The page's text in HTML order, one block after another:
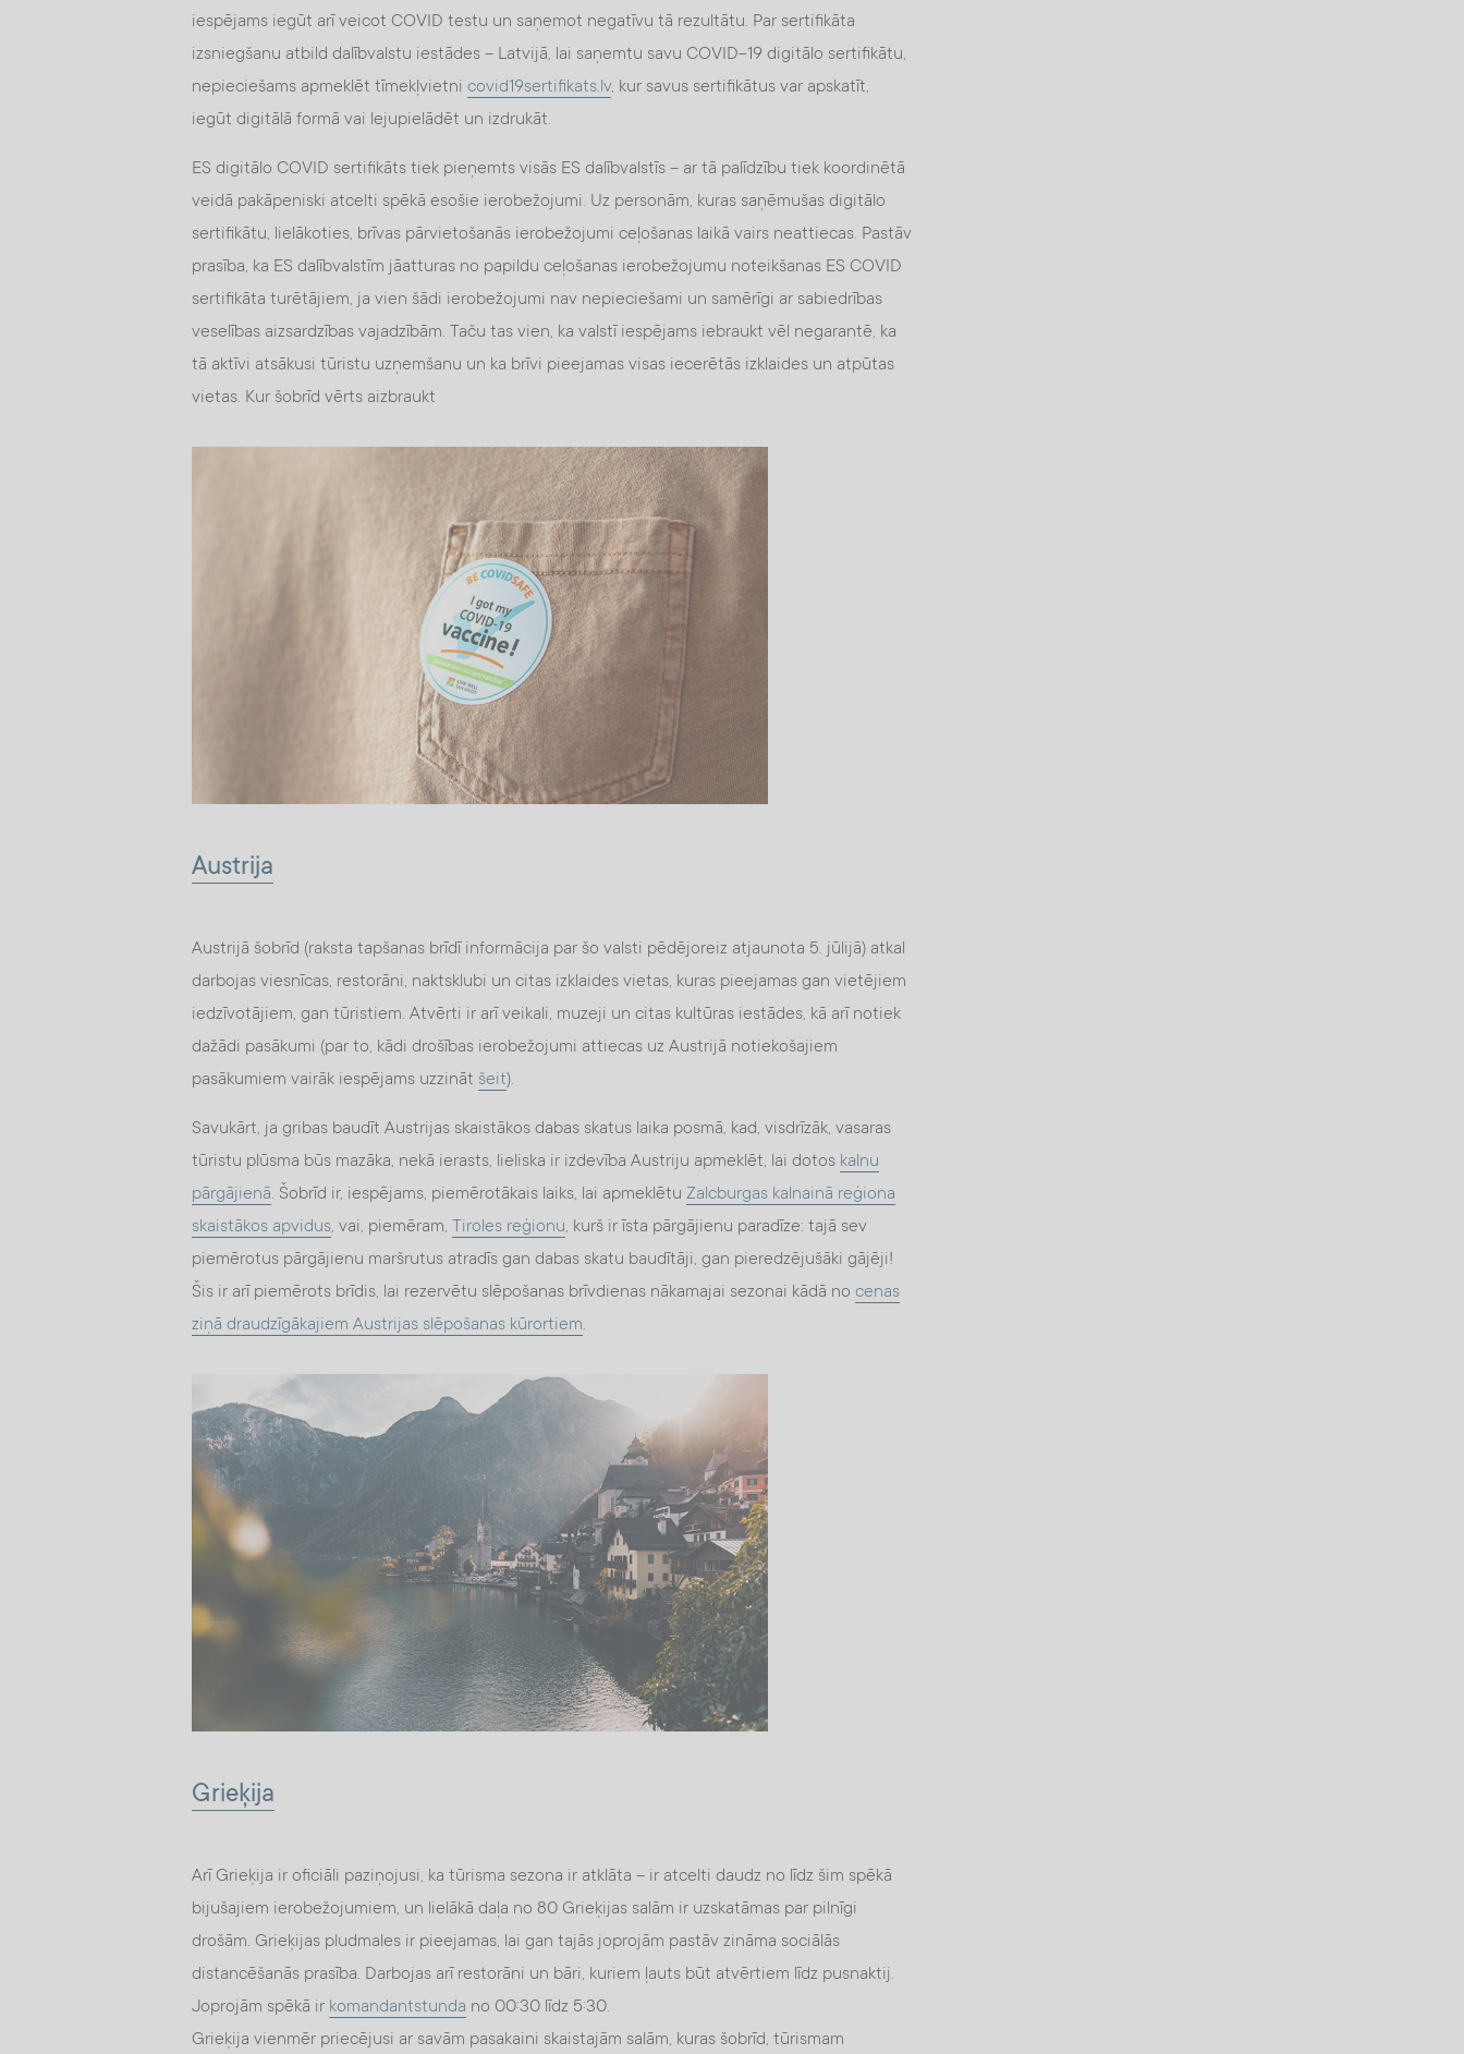
iespējams iegūt arī veicot COVID testu un saņemot negatīvu tā rezultātu. Par sertifikāta
izsniegšanu atbild dalībvalstu iestādes – Latvijā, lai saņemtu savu COVID-19 digitālo sertifikātu,
nepieciešams apmeklēt tīmekļvietni covid19sertifikats.lv, kur savus sertifikātus var apskatīt,
iegūt digitālā formā vai lejupielādēt un izdrukāt.
ES digitālo COVID sertifikāts tiek pieņemts visās ES dalībvalstīs – ar tā palīdzību tiek koordinētā
veidā pakāpeniski atcelti spēkā esošie ierobežojumi. Uz personām, kuras saņēmušas digitālo
sertifikātu, lielākoties, brīvas pārvietošanās ierobežojumi ceļošanas laikā vairs neattiecas. Pastāv
prasība, ka ES dalībvalstīm jāatturas no papildu ceļošanas ierobežojumu noteikšanas ES COVID
sertifikāta turētājiem, ja vien šādi ierobežojumi nav nepieciešami un samērīgi ar sabiedrības
veselības aizsardzības vajadzībām. Taču tas vien, ka valstī iespējams iebraukt vēl negarantē, ka
tā aktīvi atsākusi tūristu uzņemšanu un ka brīvi pieejamas visas iecerētās izklaides un atpūtas
vietas. Kur šobrīd vērts aizbraukt
Austrija
Austrijā šobrīd (raksta tapšanas brīdī informācija par šo valsti pēdējoreiz atjaunota 5. jūlijā) atkal
darbojas viesnīcas, restorāni, naktsklubi un citas izklaides vietas, kuras pieejamas gan vietējiem
iedzīvotājiem, gan tūristiem. Atvērti ir arī veikali, muzeji un citas kultūras iestādes, kā arī notiek
dažādi pasākumi (par to, kādi drošības ierobežojumi attiecas uz Austrijā notiekošajiem
pasākumiem vairāk iespējams uzzināt šeit).
Savukārt, ja gribas baudīt Austrijas skaistākos dabas skatus laika posmā, kad, visdrīzāk, vasaras
tūristu plūsma būs mazāka, nekā ierasts, lieliska ir izdevība Austriju apmeklēt, lai dotos kalnu
pārgājienā. Šobrīd ir, iespējams, piemērotākais laiks, lai apmeklētu Zalcburgas kalnainā reģiona
skaistākos apvidus, vai, piemēram, Tiroles reģionu, kurš ir īsta pārgājienu paradīze: tajā sev
piemērotus pārgājienu maršrutus atradīs gan dabas skatu baudītāji, gan pieredzējušāki gājēji!
Šis ir arī piemērots brīdis, lai rezervētu slēpošanas brīvdienas nākamajai sezonai kādā no cenas
ziņā draudzīgākajiem Austrijas slēpošanas kūrortiem.
Grieķija
Arī Grieķija ir oficiāli paziņojusi, ka tūrisma sezona ir atklāta – ir atcelti daudz no līdz šim spēkā
bijušajiem ierobežojumiem, un lielākā daļa no 80 Grieķijas salām ir uzskatāmas par pilnīgi
drošām. Grieķijas pludmales ir pieejamas, lai gan tajās joprojām pastāv zināma sociālās
distancēšanās prasība. Darbojas arī restorāni un bāri, kuriem ļauts būt atvērtiem līdz pusnaktij.
Joprojām spēkā ir komandantstunda no 00:30 līdz 5:30.
Grieķija vienmēr priecējusi ar savām pasakaini skaistajām salām, kuras šobrīd, tūrismam